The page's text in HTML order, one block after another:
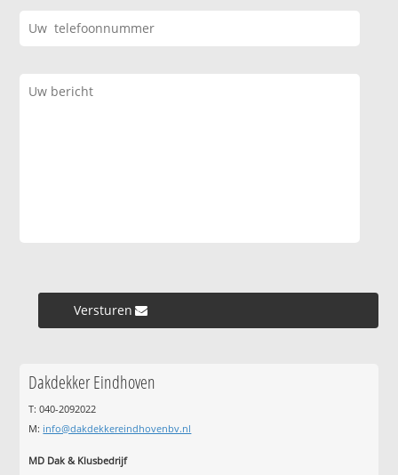
Versturen »
Dakdekker Eindhoven
T: 040-2092022
M: info@dakdekkereindhovenbv.nl
MD Dak & Klusbedrijf